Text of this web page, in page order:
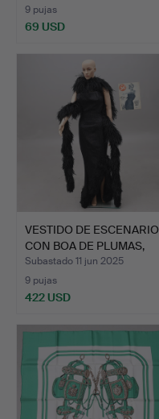
9 pujas
69 USD
VESTIDO DE ESCENARIO
CON BOA DE PLUMAS,
US…
Subastado 11 jun 2025
9 pujas
422 USD